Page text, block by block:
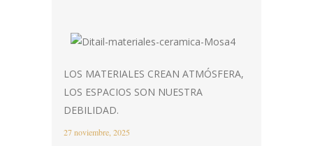
LOS MATERIALES CREAN ATMÓSFERA,
LOS ESPACIOS SON NUESTRA
DEBILIDAD.
27 noviembre, 2025